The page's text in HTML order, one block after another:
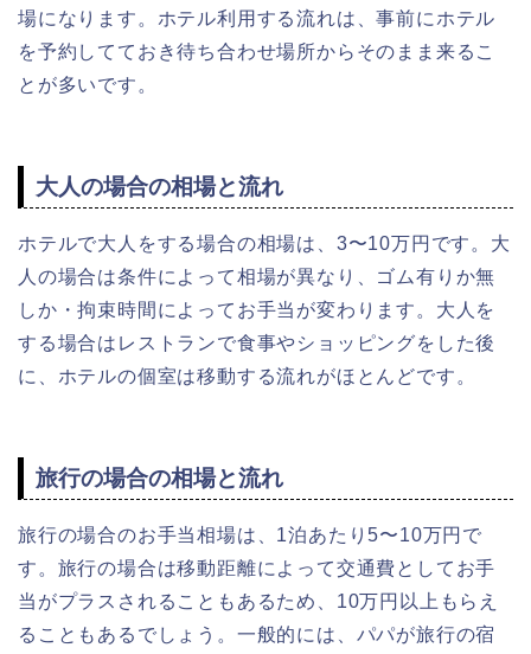
場になります。ホテル利用する流れは、事前にホテル
を予約してておき待ち合わせ場所からそのまま来るこ
とが多いです。
大人の場合の相場と流れ
ホテルで大人をする場合の相場は、3〜10万円です。大
人の場合は条件によって相場が異なり、ゴム有りか無
しか・拘束時間によってお手当が変わります。大人を
する場合はレストランで食事やショッピングをした後
に、ホテルの個室は移動する流れがほとんどです。
旅行の場合の相場と流れ
旅行の場合のお手当相場は、1泊あたり5〜10万円で
す。旅行の場合は移動距離によって交通費としてお手
当がプラスされることもあるため、10万円以上もらえ
ることもあるでしょう。一般的には、パパが旅行の宿